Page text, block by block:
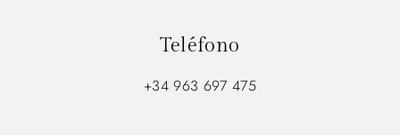
Teléfono
+34 963 697 475